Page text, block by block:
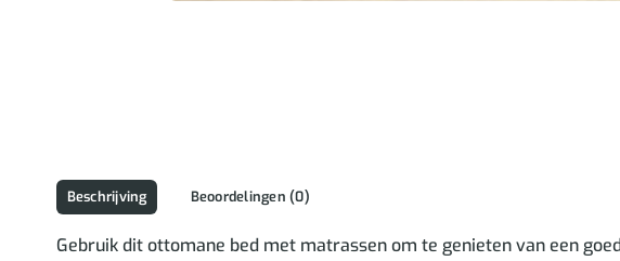
Beschrijving Beoordelingen (0)
Gebruik dit ottomane bed met matrassen om te genieten van een